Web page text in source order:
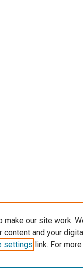
our site work.
and your
settings link. For